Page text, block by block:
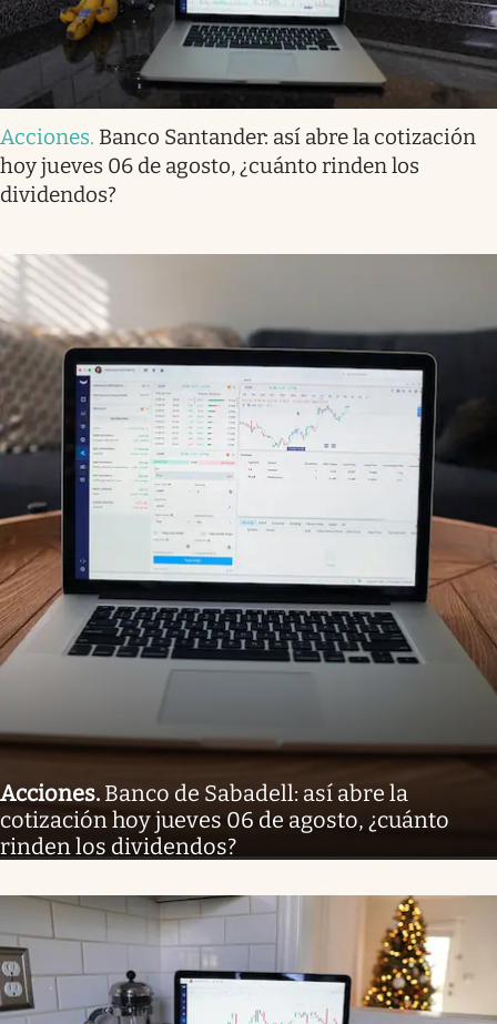
Acciones. Banco Santander: así abre la cotización
hoy jueves 06 de agosto, ¿cuánto rinden los
dividendos?
Acciones. Banco de Sabadell: así abre la
cotización hoy jueves 06 de agosto, ¿cuánto
rinden los dividendos?